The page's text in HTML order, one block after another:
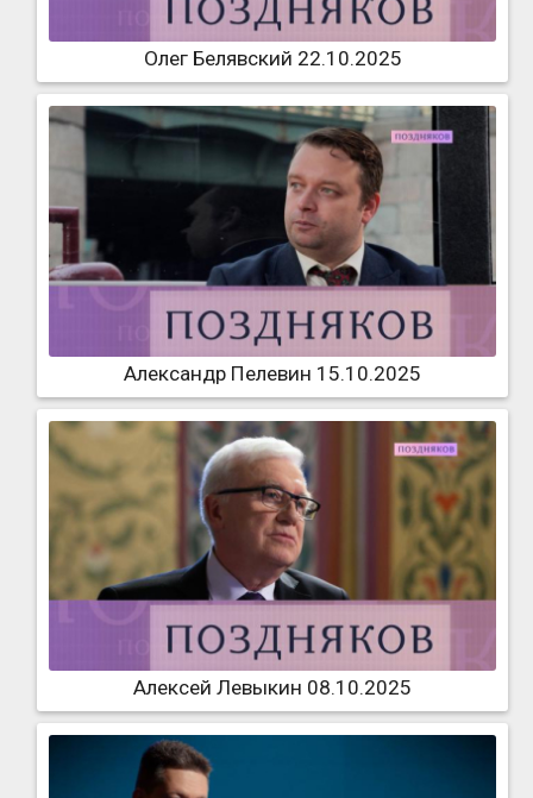
Олег Белявский 22.10.2025
Александр Пелевин 15.10.2025
Алексей Левыкин 08.10.2025